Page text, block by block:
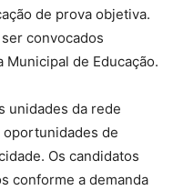
de prova objetiva.
convocados
de Educação.
unidades da rede
oportunidades de
Os candidatos
conforme a demanda